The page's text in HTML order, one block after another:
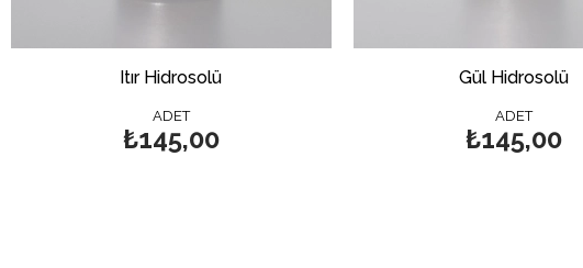
Itır Hidrosolü
ADET
₺145,00
Gül Hidrosolü
ADET
₺145,00